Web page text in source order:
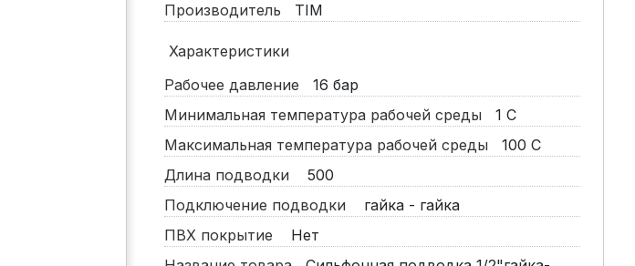
Производитель
TIM
Характеристики
Рабочее давление
16 бар
Минимальная температура рабочей среды
1 С
Максимальная температура рабочей среды
100 С
Длина подводки
500
Подключение подводки
гайка - гайка
ПВХ покрытие
Нет